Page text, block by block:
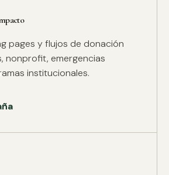
pages y flujos de donación
nonprofit, emergencias
institucionales.